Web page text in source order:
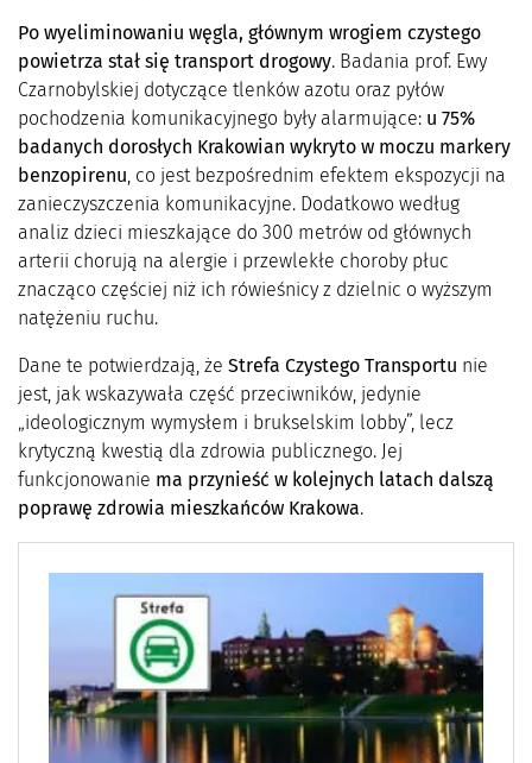
Po wyeliminowaniu węgla, głównym wrogiem czystego
powietrza stał się transport drogowy. Badania prof. Ewy
Czarnobylskiej dotyczące tlenków azotu oraz pyłów
pochodzenia komunikacyjnego były alarmujące: u 75%
badanych dorosłych Krakowian wykryto w moczu markery
benzopirenu, co jest bezpośrednim efektem ekspozycji na
zanieczyszczenia komunikacyjne. Dodatkowo według
analiz dzieci mieszkające do 300 metrów od głównych
arterii chorują na alergie i przewlekłe choroby płuc
znacząco częściej niż ich rówieśnicy z dzielnic o wyższym
natężeniu ruchu.
Dane te potwierdzają, że Strefa Czystego Transportu nie
jest, jak wskazywała część przeciwników, jedynie
„ideologicznym wymysłem i brukselskim lobby”, lecz
krytyczną kwestią dla zdrowia publicznego. Jej
funkcjonowanie ma przynieść w kolejnych latach dalszą
poprawę zdrowia mieszkańców Krakowa.